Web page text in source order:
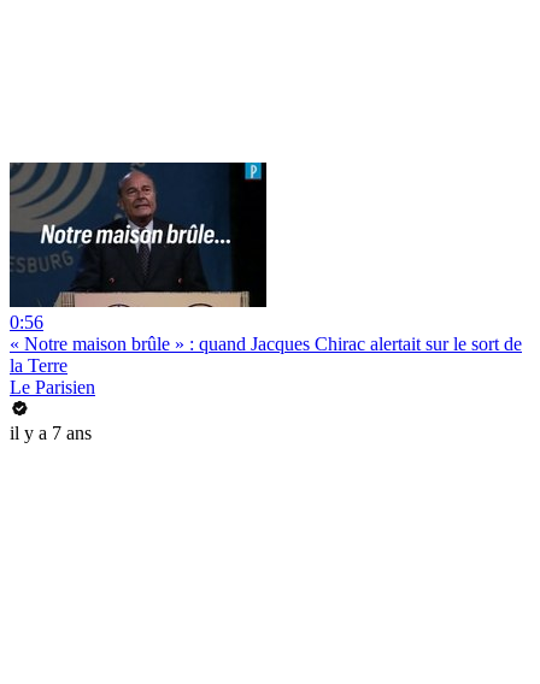
0:56
« Notre maison brûle » : quand Jacques Chirac alertait sur le sort de
la Terre
Le Parisien
il y a 7 ans